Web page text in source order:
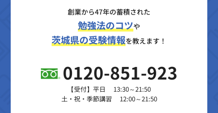
創業から47年の蓄積された
勉強法のコツや
茨城県の受験情報を教えます！
0120-851-923
【受付】平日 13:30～21:50
土・祝・季節講習 12:00～21:50